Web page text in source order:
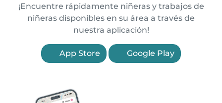
¡Encuentre rápidamente niñeras y trabajos de
niñeras disponibles en su área a través de
nuestra aplicación!
App Store Google Play